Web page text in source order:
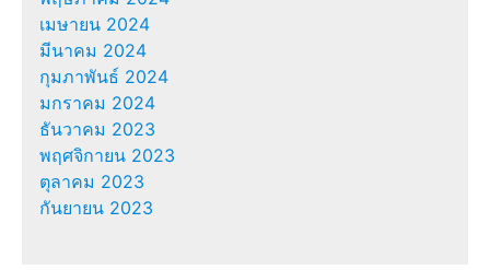
เมษายน 2024
มีนาคม 2024
กุมภาพันธ์ 2024
มกราคม 2024
ธันวาคม 2023
พฤศจิกายน 2023
ตุลาคม 2023
กันยายน 2023